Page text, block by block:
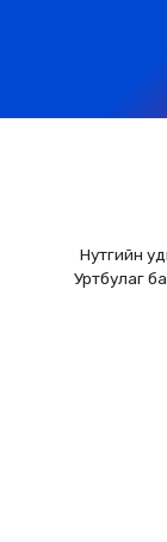
Нутгийн
Уртбулаг